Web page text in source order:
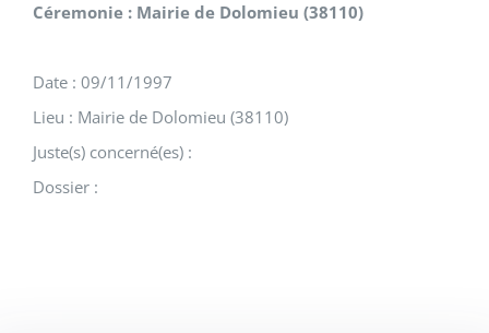
Céremonie : Mairie de Dolomieu (38110)
Date : 09/11/1997
Lieu : Mairie de Dolomieu (38110)
Juste(s) concerné(es) :
Dossier :